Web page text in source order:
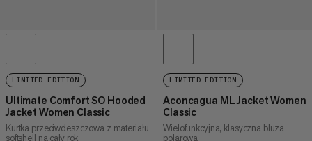
LIMITED EDITION
Ultimate Comfort SO Hooded
Jacket Women Classic
Kurtka przeciwdeszczowa z materiału
softshell na cały rok
LIMITED EDITION
Aconcagua ML Jacket Women
Classic
Wielofunkcyjna, klasyczna bluza
polarowa